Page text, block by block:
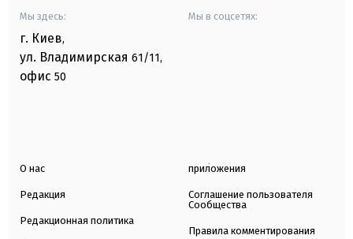
Мы здесь:
г. Киев,
ул. Владимирская 61/11,
офис 50
Мы в соцсетях:
О нас
Редакция
Редакционная политика
приложения
Соглашение пользователя
Сообщества
Правила комментирования